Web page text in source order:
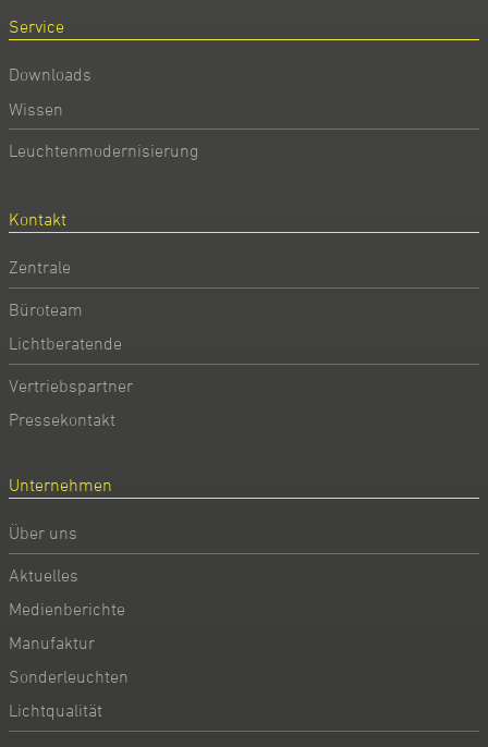
Service
Downloads
Wissen
Leuchtenmodernisierung
Kontakt
Zentrale
Büroteam
Lichtberatende
Vertriebspartner
Pressekontakt
Unternehmen
Über uns
Aktuelles
Medienberichte
Manufaktur
Sonderleuchten
Lichtqualität